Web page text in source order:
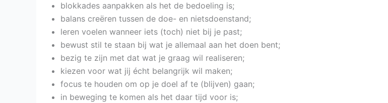
blokkades aanpakken als het de bedoeling is;
balans creëren tussen de doe- en nietsdoenstand;
leren voelen wanneer iets (toch) niet bij je past;
bewust stil te staan bij wat je allemaal aan het doen bent;
bezig te zijn met dat wat je graag wil realiseren;
kiezen voor wat jij écht belangrijk wil maken;
focus te houden om op je doel af te (blijven) gaan;
in beweging te komen als het daar tijd voor is;